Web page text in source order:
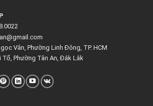
Vân, Phường Linh Đông, TP. HCM
Tổ, Phường Tân An, Đắk Lắk